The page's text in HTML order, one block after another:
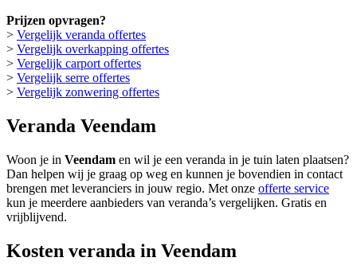
Prijzen opvragen?
> Vergelijk veranda offertes
> Vergelijk overkapping offertes
> Vergelijk carport offertes
> Vergelijk serre offertes
> Vergelijk zonwering offertes
Veranda Veendam
Woon je in Veendam en wil je een veranda in je tuin laten plaatsen?
Dan helpen wij je graag op weg en kunnen je bovendien in contact
brengen met leveranciers in jouw regio. Met onze offerte service
kun je meerdere aanbieders van veranda’s vergelijken. Gratis en
vrijblijvend.
Kosten veranda in Veendam